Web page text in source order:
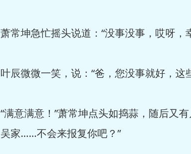
萧常坤急忙摇头说道：“没事没事，哎呀
叶辰微微一笑，说：“爸，您没事就好，
“满意满意！”萧常坤点头如捣蒜，随后又
吴家……不会来报复你吧？”